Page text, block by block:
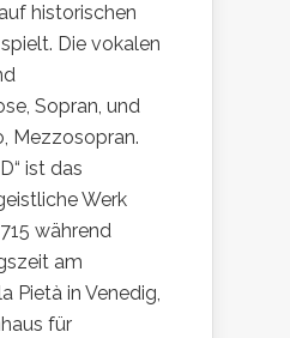
historischen
Die vokalen
Sopran, und
Mezzosopran.
ist das
Werk
während
am
Pietà in Venedig,
für